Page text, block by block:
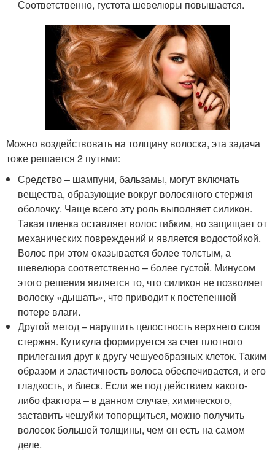
Соответственно, густота шевелюры повышается.
Можно воздействовать на толщину волоска, эта задача
тоже решается 2 путями:
Средство – шампуни, бальзамы, могут включать
вещества, образующие вокруг волосяного стержня
оболочку. Чаще всего эту роль выполняет силикон.
Такая пленка оставляет волос гибким, но защищает от
механических повреждений и является водостойкой.
Волос при этом оказывается более толстым, а
шевелюра соответственно – более густой. Минусом
этого решения является то, что силикон не позволяет
волоску «дышать», что приводит к постепенной
потере влаги.
Другой метод – нарушить целостность верхнего слоя
стержня. Кутикула формируется за счет плотного
прилегания друг к другу чешуеобразных клеток. Таким
образом и эластичность волоса обеспечивается, и его
гладкость, и блеск. Если же под действием какого-
либо фактора – в данном случае, химического,
заставить чешуйки топорщиться, можно получить
волосок большей толщины, чем он есть на самом
деле.